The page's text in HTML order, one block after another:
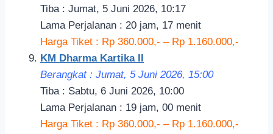
Tiba : Jumat, 5 Juni 2026, 10:17
Lama Perjalanan : 20 jam, 17 menit
Harga Tiket : Rp 360.000,- – Rp 1.160.000,-
KM Dharma Kartika II
Berangkat : Jumat, 5 Juni 2026, 15:00
Tiba : Sabtu, 6 Juni 2026, 10:00
Lama Perjalanan : 19 jam, 00 menit
Harga Tiket : Rp 360.000,- – Rp 1.160.000,-